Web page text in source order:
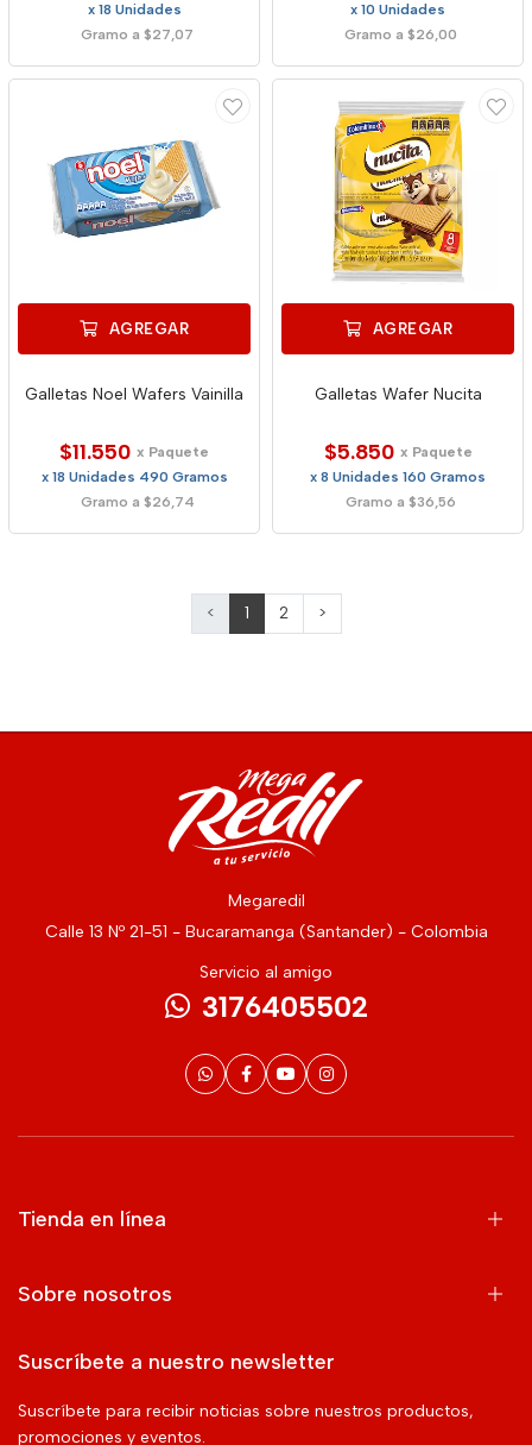
x 18 Unidades
Gramo a $27,07
x 10 Unidades
Gramo a $26,00
AGREGAR
Galletas Noel Wafers Vainilla
$11.550 x Paquete
x 18 Unidades 490 Gramos
Gramo a $26,74
AGREGAR
Galletas Wafer Nucita
$5.850 x Paquete
x 8 Unidades 160 Gramos
Gramo a $36,56
< 1 2 >
Megaredil
Calle 13 Nº 21-51 - Bucaramanga (Santander) - Colombia
Servicio al amigo
3176405502
Tienda en línea
Sobre nosotros
Suscríbete a nuestro newsletter
Suscríbete para recibir noticias sobre nuestros productos,
promociones y eventos.